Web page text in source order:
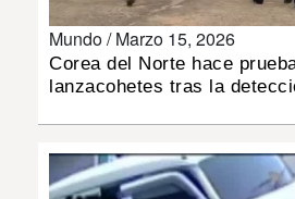
DEPORTES
INSÓLITAS
Mundo /Marzo 15, 2026
Corea del Norte hace
lanzacohetes tras la